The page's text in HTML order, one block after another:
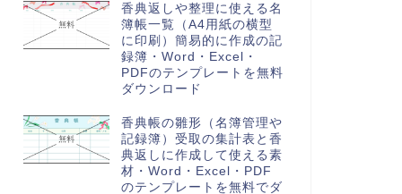
香典返しや整理に使える名
簿帳一覧（A4用紙の横型
に印刷）簡易的に作成の記
録簿・Word・Excel・
PDFのテンプレートを無料
ダウンロード
香典帳の雛形（名簿管理や
記録簿）受取の集計表と香
典返しに作成して使える素
材・Word・Excel・PDF
のテンプレートを無料でダ